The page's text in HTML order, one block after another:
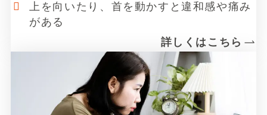
上を向いたり、首を動かすと違和感や痛み
がある
詳しくはこちら